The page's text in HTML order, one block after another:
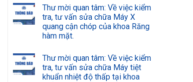
Thư mời quan tâm: Về việc kiểm
tra, tư vấn sửa chữa Máy X
quang cận chóp của khoa Răng
hàm mặt.
Thư mời quan tâm: Về việc kiểm
tra, tư vấn sửa chữa Máy tiệt
khuẩn nhiệt độ thấp tại khoa